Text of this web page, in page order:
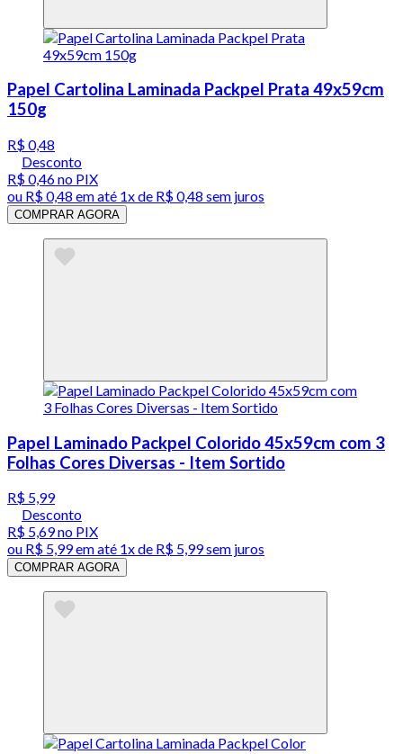
Papel Cartolina Laminada Packpel Prata 49x59cm
150g
R$ 0,48
Desconto
R$ 0,46no PIX
ou R$ 0,48 em até 1x de R$ 0,48 sem juros
COMPRAR AGORA
Papel Laminado Packpel Colorido 45x59cm com 3
Folhas Cores Diversas - Item Sortido
R$ 5,99
Desconto
R$ 5,69no PIX
ou R$ 5,99em até 1x de R$ 5,99sem juros
COMPRAR AGORA